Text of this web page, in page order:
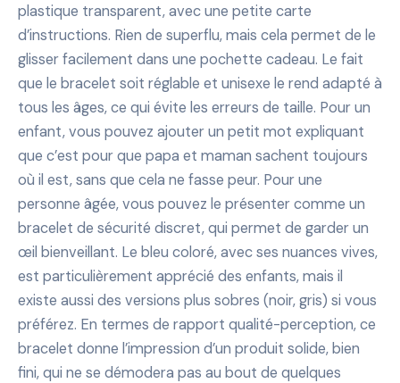
plastique transparent, avec une petite carte
d’instructions. Rien de superflu, mais cela permet de le
glisser facilement dans une pochette cadeau. Le fait
que le bracelet soit réglable et unisexe le rend adapté à
tous les âges, ce qui évite les erreurs de taille. Pour un
enfant, vous pouvez ajouter un petit mot expliquant
que c’est pour que papa et maman sachent toujours
où il est, sans que cela ne fasse peur. Pour une
personne âgée, vous pouvez le présenter comme un
bracelet de sécurité discret, qui permet de garder un
œil bienveillant. Le bleu coloré, avec ses nuances vives,
est particulièrement apprécié des enfants, mais il
existe aussi des versions plus sobres (noir, gris) si vous
préférez. En termes de rapport qualité-perception, ce
bracelet donne l’impression d’un produit solide, bien
fini, qui ne se démodera pas au bout de quelques